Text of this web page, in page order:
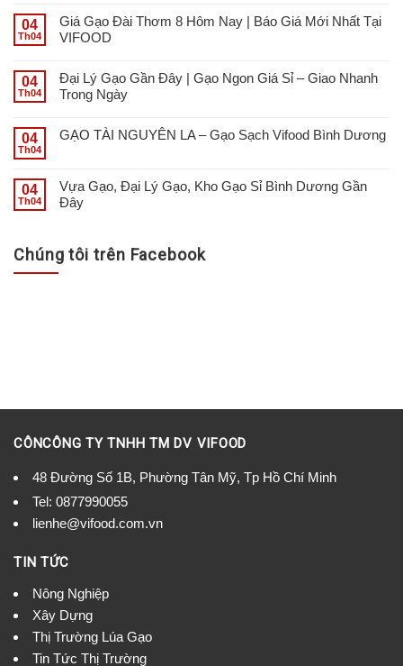
04
Th04
Giá Gạo Đài Thơm 8 Hôm Nay | Báo Giá Mới Nhất Tại
VIFOOD
04
Th04
Đại Lý Gạo Gần Đây | Gạo Ngon Giá Sỉ – Giao Nhanh
Trong Ngày
04
Th04
GẠO TÀI NGUYÊN LA – Gạo Sạch Vifood Bình Dương
04
Th04
Vựa Gạo, Đại Lý Gạo, Kho Gạo Sỉ Bình Dương Gần
Đây
Chúng tôi trên Facebook
CÔNCÔNG TY TNHH TM DV VIFOOD
48 Đường Số 1B, Phường Tân Mỹ, Tp Hồ Chí Minh
Tel: 0877990055
lienhe@vifood.com.vn
TIN TỨC
Nông Nghiệp
Xây Dựng
Thị Trường Lúa Gạo
Tin Tức Thị Trường